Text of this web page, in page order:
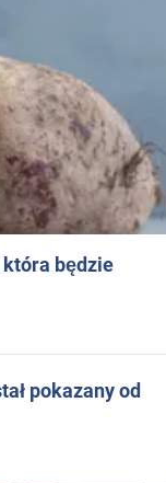
będzie
pokazany od